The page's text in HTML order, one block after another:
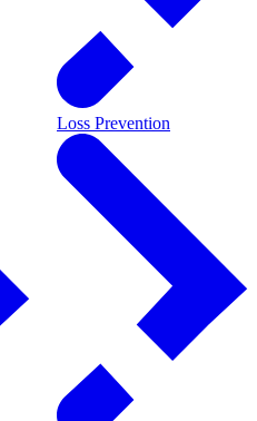
Loss Prevention